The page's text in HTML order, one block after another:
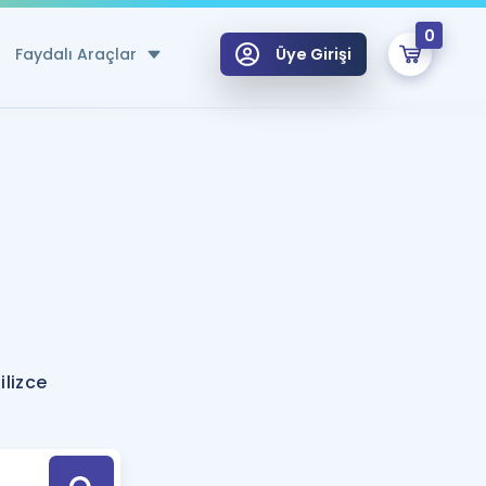
Faydalı Araçlar
Hesaplama Aracı
için Öneriler
Tek Takvimde
Üye Girişi
0